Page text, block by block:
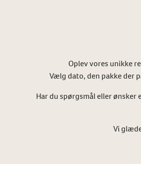
Oplev vores unikke
Vælg dato, den pakke der
Har du spørgsmål eller
Vi